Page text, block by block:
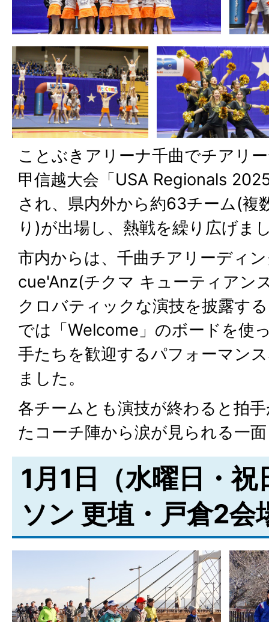
ことぶきアリーナ千曲でチアリ
甲信越大会「USA Regionals
され、県内外から約63チーム(複
り)が出場し、熱戦を繰り広げま
市内からは、千曲チアリーディ
cue'Anz(チクマ キューティアン
クロバティックな演技を披露す
では「Welcome」のボードを使
手たちを歓迎するパフォーマン
ました。
各チームとも演技が終わると拍
たコーチ陣から涙が見られる一
1月1日（水曜日・
ソン 更埴・戸倉2会